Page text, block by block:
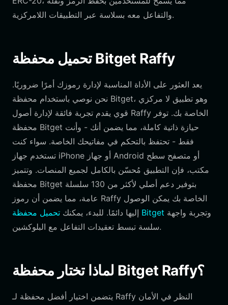
والتفاعل معه بسلاسة عبر التطبيقات اللامركزية.
تحميل محفظة Bitget Raffy
يعد العثور على الأداة المناسبة لإدارة رموزك أمرًا ضروريًا.
نحن نوصي باستخدام محفظة Bitget، وهو تطبيق لا مركزي
قوي يقدم تجربة فائقة لإدارة أصول Raffy الخاصة بك. توفر
محفظة Bitget حيازة ذاتية كاملة، مما يضمن أنك - وأنت
فقط - تحتفظ بالتحكم في مفاتيحك الخاصة. سواء كنت
تستخدم جهاز iPhone أو جهاز Android أو متصفح سطح
مكتب، فإن التطبيق مُحسّن بالكامل لجميع المنصات. وتتميز
محفظة Bitget بتوفير دعم أصلي لأكثر من 130 سلسلة
عامة، مما يضمن أن رموز Raffy الخاصة بك يمكن الوصول
إليها دائمًا. للبدء، يمكنك تحميل محفظة Bitget
سلسة تبسط تعقيدات التفاعل مع البلوكشين.
لماذا تختار محفظة Bitget Raffy؟
يتضمن اختيار أفضل محفظة لـ Raffy النظر في الأمان